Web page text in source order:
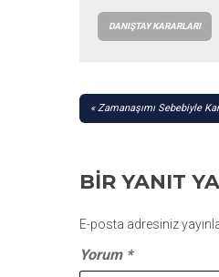
DANIŞTAY KARARLARI
YAZI
Zamanaşımı Sebebiyle
BIR YANIT
E-posta adresiniz
Yorum *